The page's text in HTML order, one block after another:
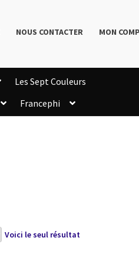
NOUS CONTACTER MON
Les Sept Couleurs
Francephi
Voici le seul résultat